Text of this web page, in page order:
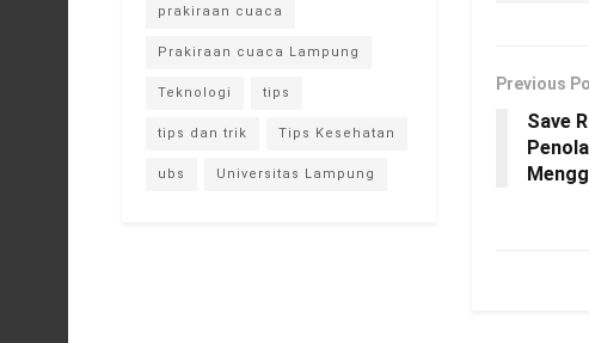
Previous
Save
prakiraan cuaca
Prakiraan cuaca Lampung
Teknologi tips
tips dan trik Tips Kesehatan
ubs Universitas Lampung